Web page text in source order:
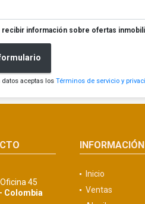
información sobre ofertas
datos aceptas losTérminos de servicio y
45
Colombia
INFORMACIÓN
Inicio
Ventas